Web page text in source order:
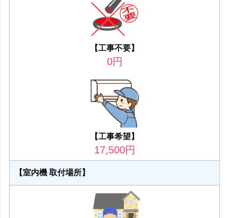
【工事不要】
0円
【工事希望】
17,500円
【室内機 取付場所】